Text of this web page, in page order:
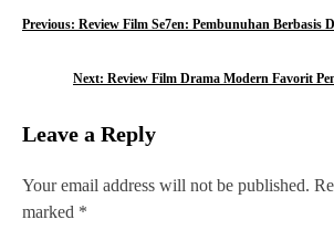
P
t
n
a
Previous: Review Film Se7en: Pembunuhan Berbasis
Next: Review Film Drama Modern Favorit
Leave a Reply
Your email address will not be published.
marked *